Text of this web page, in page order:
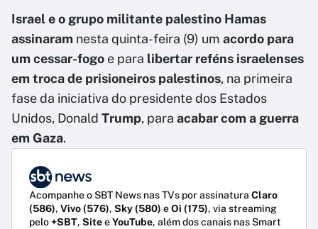
Israel e o grupo militante palestino Hamas
assinaram nesta quinta-feira (9) um acordo para
um cessar-fogo e para libertar reféns israelenses
em troca de prisioneiros palestinos, na primeira
fase da iniciativa do presidente dos Estados
Unidos, Donald Trump, para acabar com a guerra
em Gaza.
Acompanhe o SBT News nas TVs por assinatura Claro
(586), Vivo (576), Sky (580) eOi (175), via streaming
pelo+SBT, SiteeYouTube, além dos canais nas Smart